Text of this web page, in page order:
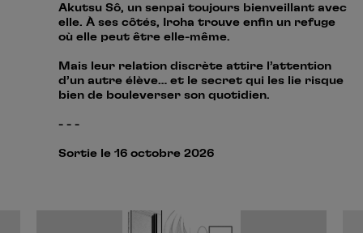
Akutsu Sô, un senpai toujours bienveillant avec
elle. À ses côtés, Iroha trouve enfin un refuge
où elle peut être elle-même.
Mais leur relation discrète attire l’attention
d’un autre élève… et le secret qui les lie risque
bien de bouleverser son quotidien.
- - -
Sortie le 16 octobre 2026